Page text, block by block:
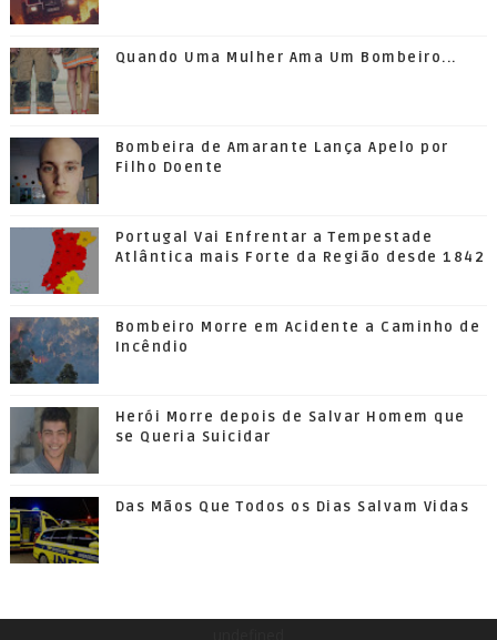
Quando Uma Mulher Ama Um Bombeiro...
Bombeira de Amarante Lança Apelo por
Filho Doente
Portugal Vai Enfrentar a Tempestade
Atlântica mais Forte da Região desde 1842
Bombeiro Morre em Acidente a Caminho de
Incêndio
Herói Morre depois de Salvar Homem que
se Queria Suicidar
Das Mãos Que Todos os Dias Salvam Vidas